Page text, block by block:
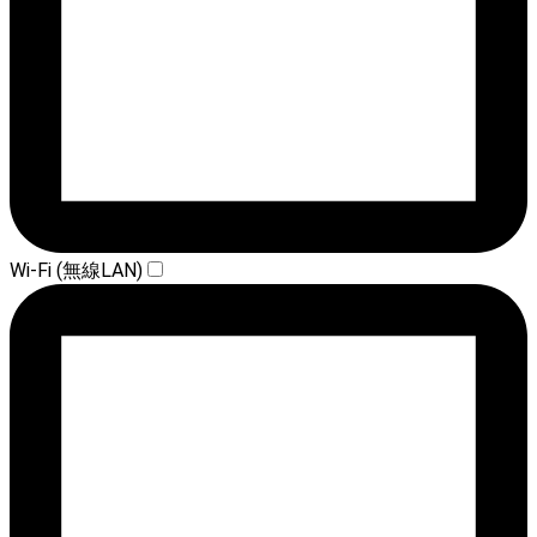
Wi-Fi (無線LAN)